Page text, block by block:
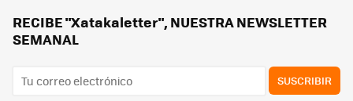
RECIBE "Xatakaletter", NUESTRA NEWSLETTER
SEMANAL
SUSCRIBIR